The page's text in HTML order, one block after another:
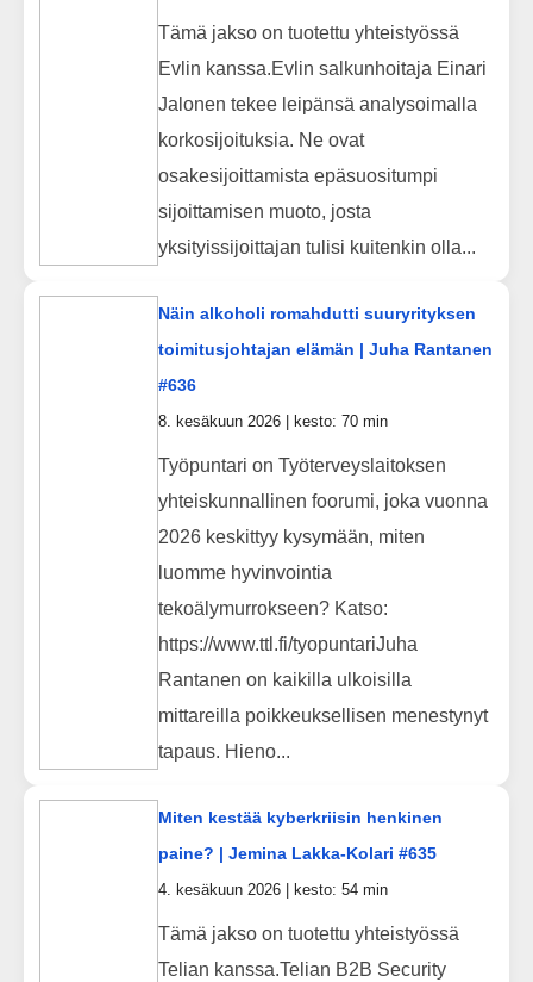
Tämä jakso on tuotettu yhteistyössä
Evlin kanssa.Evlin salkunhoitaja Einari
Jalonen tekee leipänsä analysoimalla
korkosijoituksia. Ne ovat
osakesijoittamista epäsuositumpi
sijoittamisen muoto, josta
yksityissijoittajan tulisi kuitenkin olla...
Näin alkoholi romahdutti suuryrityksen
toimitusjohtajan elämän | Juha Rantanen
#636
8. kesäkuun 2026 | kesto: 70 min
Työpuntari on Työterveyslaitoksen
yhteiskunnallinen foorumi, joka vuonna
2026 keskittyy kysymään, miten
luomme hyvinvointia
tekoälymurrokseen? Katso:
https://www.ttl.fi/tyopuntariJuha
Rantanen on kaikilla ulkoisilla
mittareilla poikkeuksellisen menestynyt
tapaus. Hieno...
Miten kestää kyberkriisin henkinen
paine? | Jemina Lakka-Kolari #635
4. kesäkuun 2026 | kesto: 54 min
Tämä jakso on tuotettu yhteistyössä
Telian kanssa.Telian B2B Security